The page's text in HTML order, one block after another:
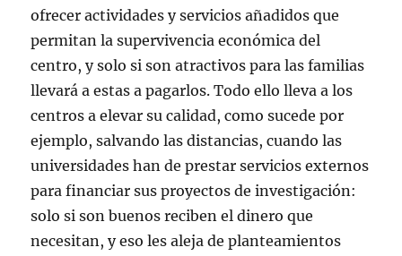
ofrecer actividades y servicios añadidos que
permitan la supervivencia económica del
centro, y solo si son atractivos para las familias
llevará a estas a pagarlos. Todo ello lleva a los
centros a elevar su calidad, como sucede por
ejemplo, salvando las distancias, cuando las
universidades han de prestar servicios externos
para financiar sus proyectos de investigación:
solo si son buenos reciben el dinero que
necesitan, y eso les aleja de planteamientos